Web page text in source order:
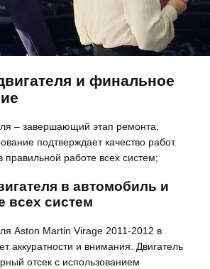
и финальное
– завершающий этап ремонта;
подтверждает качество работ.
правильной работе всех систем;
в автомобиль и
всех систем
Aston Martin Virage 2011-2012 в
аккуратности и внимания. Двигатель
отсек с использованием